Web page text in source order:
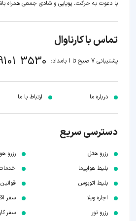
با دعوت به حرکت، پویایی و شادی جمعی همراه
تماس با کارناوال
پشتیبانی 7 صبح تا 1 بامداد: 3530
درباره ما ارتباط با ما
دسترسی سریع
رزرو هتل
بلیط هواپیما
بلیط اتوبوس
اجاره ویلا
رزرو تور
رزرو
سفر
سفر